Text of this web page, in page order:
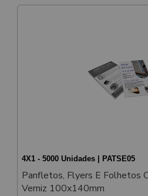
4X1 - 5000 Unidades | PATSE05
Panfletos, Flyers E Folhetos
Verniz 100x140mm